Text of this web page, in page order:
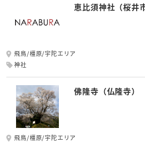
恵比須神社（桜井
飛鳥/橿原/宇陀エリア
神社
佛隆寺（仏隆寺）
飛鳥/橿原/宇陀エリア